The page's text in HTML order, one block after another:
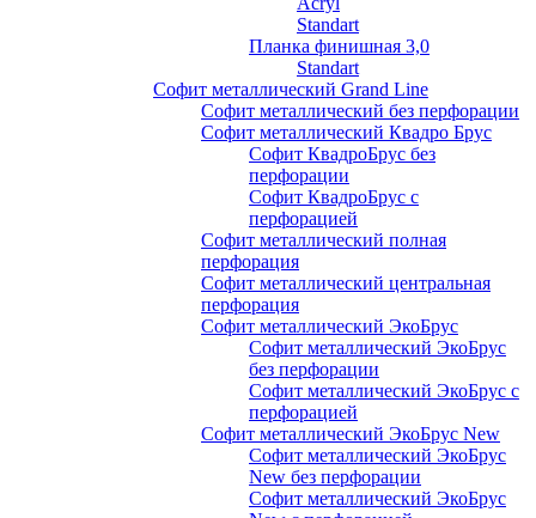
Standart
Планка финишная 3,0
Standart
Софит металлический Grand Line
Софит металлический без перфорации
Софит металлический Квадро Брус
Софит КвадроБрус без
перфорации
Софит КвадроБрус с
перфорацией
Софит металлический полная
перфорация
Софит металлический центральная
перфорация
Софит металлический ЭкоБрус
Софит металлический ЭкоБрус
без перфорации
Софит металлический ЭкоБрус с
перфорацией
Софит металлический ЭкоБрус New
Софит металлический ЭкоБрус
New без перфорации
Софит металлический ЭкоБрус